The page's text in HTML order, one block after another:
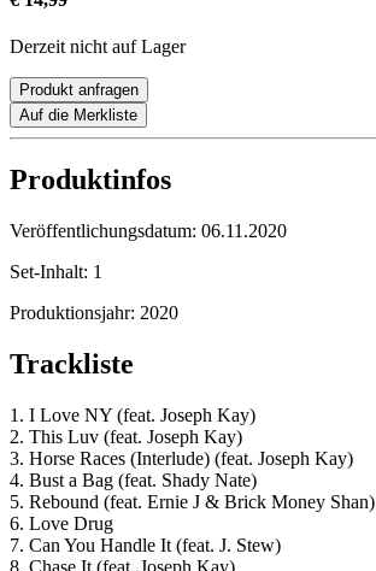
Derzeit nicht auf Lager
Produkt anfragen
Auf die Merkliste
Produktinfos
Veröffentlichungsdatum: 06.11.2020
Set-Inhalt: 1
Produktionsjahr: 2020
Trackliste
1. I Love NY (feat. Joseph Kay)
2. This Luv (feat. Joseph Kay)
3. Horse Races (Interlude) (feat. Joseph Kay)
4. Bust a Bag (feat. Shady Nate)
5. Rebound (feat. Ernie J & Brick Money Shan)
6. Love Drug
7. Can You Handle It (feat. J. Stew)